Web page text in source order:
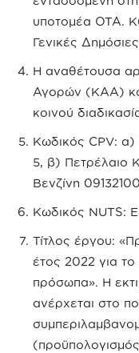
υποτομέα ΟΤΑ.
Γενικές
Η αναθέτουσα
Αγορών (ΚΑΑ)
κοινού
Κωδικός CPV:
5, β) Πετρέλαιο
Βενζίνη
Κωδικός NUTS:
Τίτλος έργου:
έτος 2022 για
πρόσωπα». Η
ανέρχεται στο